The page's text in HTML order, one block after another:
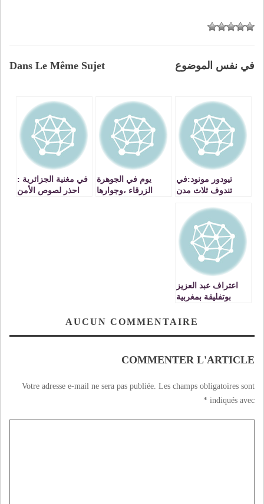
Dans Le Même Sujet في نفس الموضوع
تيودور مونود:في
تندوف ثلاث مدن
يوم في الجوهرة
الزرقاء ،وجوارها
في مغنية الجزائرية :
احذر لصوص الأمن
اعتراف عبد العزيز
بوتفليقة بمغربية
AUCUN COMMENTAIRE
COMMENTER L'ARTICLE
Votre adresse e-mail ne sera pas publiée. Les champs obligatoires sont
indiqués avec
*